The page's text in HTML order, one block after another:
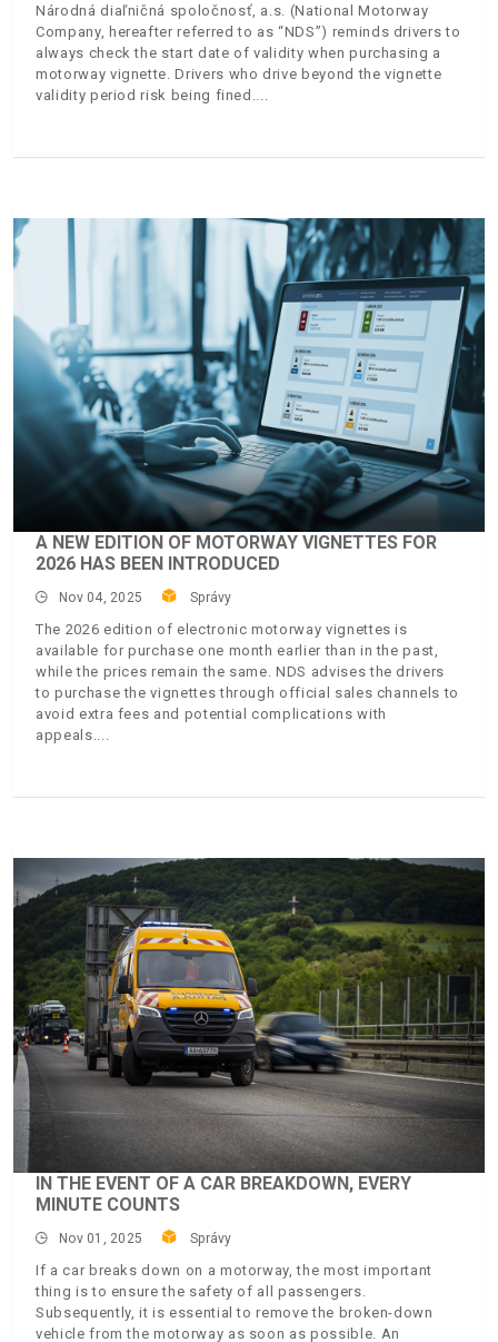
Národná diaľničná spoločnosť, a.s. (National Motorway
Company, hereafter referred to as “NDS”) reminds drivers to
always check the start date of validity when purchasing a
motorway vignette. Drivers who drive beyond the vignette
validity period risk being fined.
A NEW EDITION OF MOTORWAY VIGNETTES FOR
2026 HAS BEEN INTRODUCED
Nov 04, 2025 Správy
The 2026 edition of electronic motorway vignettes is
available for purchase one month earlier than in the past,
while the prices remain the same. NDS advises the drivers
to purchase the vignettes through official sales channels to
avoid extra fees and potential complications with
appeals.
IN THE EVENT OF A CAR BREAKDOWN, EVERY
MINUTE COUNTS
Nov 01, 2025 Správy
If a car breaks down on a motorway, the most important
thing is to ensure the safety of all passengers.
Subsequently, it is essential to remove the broken-down
vehicle from the motorway as soon as possible. An